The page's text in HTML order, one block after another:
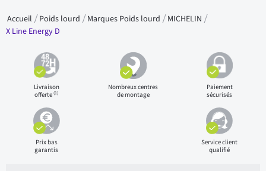
Accueil Poids lourd Marques Poids lourd
MICHELIN
X Line Energy D
Livraison
offerte(1)
Nombreux centres
de montage
Paiement
sécurisés
Prix bas
garantis
Service client
qualifié